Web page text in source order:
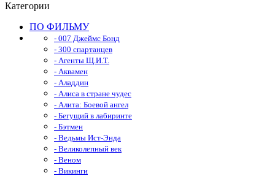
Категории
ПО ФИЛЬМУ
- 007 Джеймс Бонд
- 300 спартанцев
- Агенты Щ.И.Т.
- Аквамен
- Аладдин
- Алиса в стране чудес
- Алита: Боевой ангел
- Бегущий в лабиринте
- Бэтмен
- Ведьмы Ист-Энда
- Великолепный век
- Веном
- Викинги